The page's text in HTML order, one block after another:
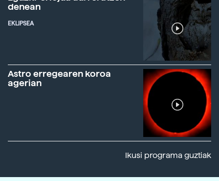
denean
EKLIPSEA
Astro erregearen koroa
agerian
Ikusi programa guztiak